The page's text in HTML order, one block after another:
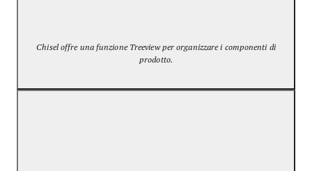
Chisel offre una funzione Treeview per organizzare i componenti di
prodotto.